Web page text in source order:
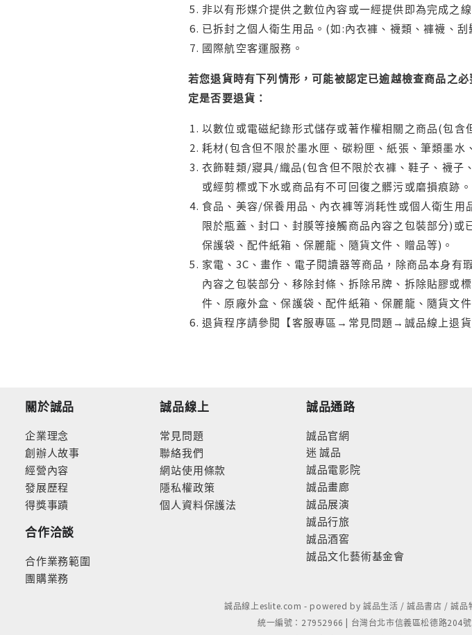
非以有形媒介提供之數位內容或一經提供即為完成之
已拆封之個人衛生用品。(如:內衣褲、襪類、褲襪、
國際航空客運服務。
若您退貨時有下列情形，可能被認定已逾越檢查商品之
定是否要退貨：
以數位或電磁紀錄形式儲存或著作權相關之商品(包
耗材(包含但不限於墨水匣、碳粉匣、紙張、筆類墨
衣飾鞋類/寢具/織品(包含但不限於衣褲、鞋子、襪子
或經剪標或下水或商品有不可回復之髒污或磨損痕跡。
食品、美容/保養用品、內衣褲等消耗性或個人衛生
限於瓶蓋、封口、封膜等接觸商品內容之包裝部分)
保護袋、配件紙箱、保麗龍、隨貨文件、贈品等)。
家電、3C、畫作、電子閱讀器等商品，除商品本身
內容之包裝部分、移除封條、拆除吊牌、拆除貼膠或
件、原廠外盒、保護袋、配件紙箱、保麗龍、隨貨文
退貨程序請參閱【客服專區→常見問題→誠品線上退貨
關於誠品
企業理念
創辦人故事
經營內容
發展歷程
得獎事蹟
合作洽談
合作業務範圍
團購業務
誠品線上
常見問題
聯絡我們
網站使用條款
隱私權政策
個人資料保護法
誠品通路
誠品官網
迷 誠品
誠品電影院
誠品畫廊
誠品展演
誠品行旅
誠品酒窖
誠品文化藝術基金會
誠品線上eslite.com - powered by 誠品生活 / 誠品書店 / 誠
統一編號：27952966 | 台灣台北市信義區松德路204